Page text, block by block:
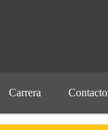
Carrera Contacto